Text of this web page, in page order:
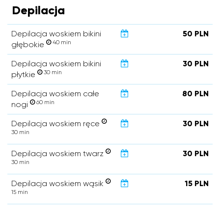
Depilacja
Depilacja woskiem bikini
głębokie
40 min
50 PLN
Depilacja woskiem bikini
płytkie
30 min
30 PLN
Depilacja woskiem całe
nogi
60 min
80 PLN
Depilacja woskiem ręce
30 min
30 PLN
Depilacja woskiem twarz
30 min
30 PLN
Depilacja woskiem wąsik
15 min
15 PLN